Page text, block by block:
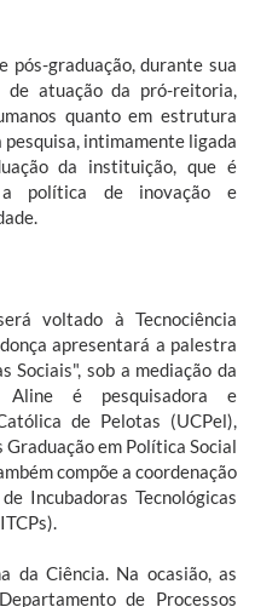
pós-graduação, durante sua
de atuação da pró-reitoria,
quanto em estrutura
pesquisa, intimamente ligada
da instituição, que é
política de inovação e
voltado à Tecnociência
apresentará a palestra
Sociais", sob a mediação da
Aline é pesquisadora e
de Pelotas (UCPel),
em Política Social
compõe a coordenação
Incubadoras Tecnológicas
da Ciência. Na ocasião, as
de Processos